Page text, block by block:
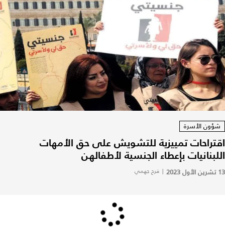
شؤون الأسرة
اقتراحات تمييزية للتشويش على حق الأمهات
اللبنانيات بإعطاء الجنسية لأطفالهن
13 تشرين الأول 2023 | فرح جهمي